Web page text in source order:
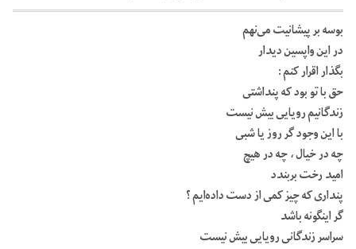
بوسه بر پیشانیت می‌نهم
در این واپسین دیدار
بگذار اقرار کنم :
حق با تو بود که پنداشتی
زندگانیم رویایی بیش نیست
با این وجود گر روز یا شبی
چه در خیال ، چه در هیچ
امید رخت بربندد
پنداری که چیز کمی از دست داده‌ایم ؟
گر اینگونه باشد
سراسر زندگانی رویایی بیش نیست